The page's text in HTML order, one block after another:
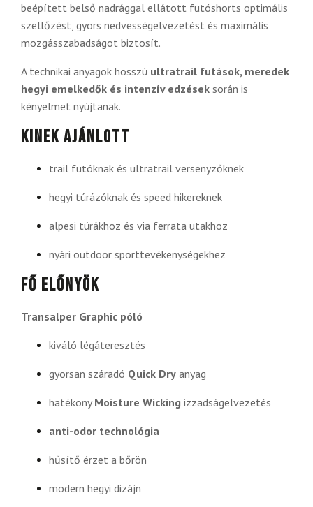
beépített belső nadrággal ellátott futóshorts optimális
szellőzést, gyors nedvességelvezetést és maximális
mozgásszabadságot biztosít.
A technikai anyagok hosszú ultratrail futások, meredek
hegyi emelkedők és intenzív edzések során is
kényelmet nyújtanak.
Kinek ajánlott
trail futóknak és ultratrail versenyzőknek
hegyi túrázóknak és speed hikereknek
alpesi túrákhoz és via ferrata utakhoz
nyári outdoor sporttevékenységekhez
Fő előnyök
Transalper Graphic póló
kiváló légáteresztés
gyorsan száradó Quick Dry anyag
hatékony Moisture Wicking izzadságelvezetés
anti-odor technológia
hűsítő érzet a bőrön
modern hegyi dizájn